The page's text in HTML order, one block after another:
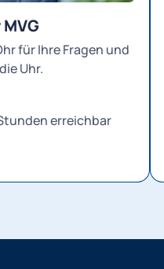
für Ihre Fragen und
Uhr.
erreichbar